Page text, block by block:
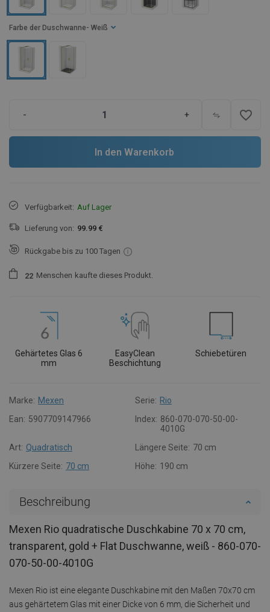
Farbe der Duschwanne - Weiß
- + favorite_border
In den Warenkorb
Verfügbarkeit: Auf Lager
Lieferung von: 99.99 €
Rückgabe bis zu 100 Tagen
22 Menschen kaufte dieses Produkt.
Gehärtetes Glas 6
mm
EasyClean
Beschichtung
Schiebetüren
Marke: Mexen Serie: Rio
Ean: 5907709147966 Index: 860-070-070-50-00-
4010G
Art: Quadratisch Längere Seite: 70 cm
Kürzere Seite: 70 cm Höhe: 190 cm
Beschreibung
Mexen Rio quadratische Duschkabine 70 x 70 cm,
transparent, gold + Flat Duschwanne, weiß - 860-070-
070-50-00-4010G
Mexen Rio ist eine elegante Duschkabine mit den Maßen 70x70 cm
aus gehärtetem Glas mit einer Dicke von 6 mm, die Sicherheit und